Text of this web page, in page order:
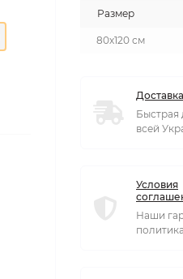
Размер
80х120 см
Быстрая
всей
Условия
Наши